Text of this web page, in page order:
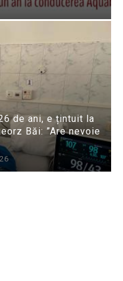
de ani, e țintuit la
Băi: ”Are nevoie